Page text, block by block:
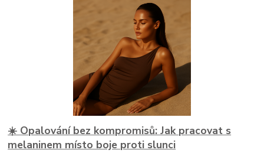
☀️ Opalování bez kompromisů: Jak pracovat s
melaninem místo boje proti slunci